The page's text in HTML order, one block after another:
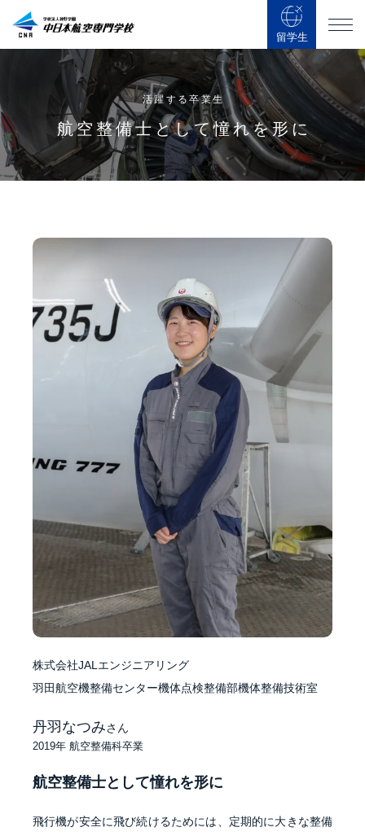
留学生
活躍する卒業生
航空整備士として憧れを形に
株式会社JALエンジニアリング
羽田航空機整備センター機体点検整備部機体整備技術室
丹羽なつみさん
2019年 航空整備科卒業
航空整備士として憧れを形に
飛行機が安全に飛び続けるためには、定期的に大きな整備